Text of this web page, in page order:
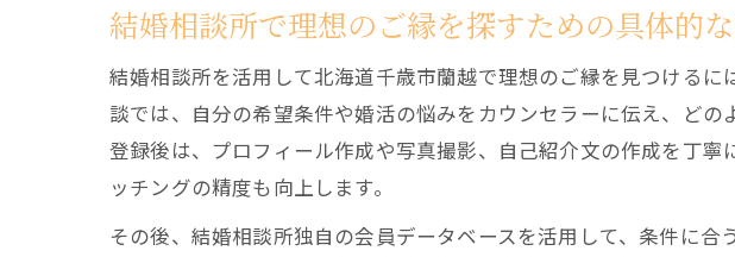
結婚相談所で理想のご縁を探すための具体的
結婚相談所を活用して北海道千歳市蘭越で理想のご縁を見つける
談では、自分の希望条件や婚活の悩みをカウンセラーに伝え、どの
登録後は、プロフィール作成や写真撮影、自己紹介文の作成を丁
ッチングの精度も向上します。
その後、結婚相談所独自の会員データベースを活用して、条件に